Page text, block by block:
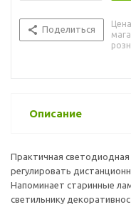
Поделиться
Описание
Практичная
регулировать
Напоминает старинные
светильнику